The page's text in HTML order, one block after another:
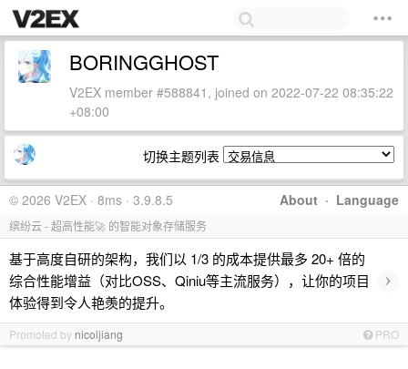
BORINGGHOST
V2EX member #588841, joined on 2022-07-22 08:35:22
+08:00
切换主题列表
About · Language
© 2026 V2EX · 8ms · 3.9.8.5
缤纷云 - 超高性能🚀 的智能对象存储服务
基于高度自研的架构，我们以 1/3 的成本提供最多 20+ 倍的
综合性能增益（对比OSS、Qiniu等主流服务），让你的项目
体验得到令人艳羡的提升。
›
Promoted by nicoljiang PRO